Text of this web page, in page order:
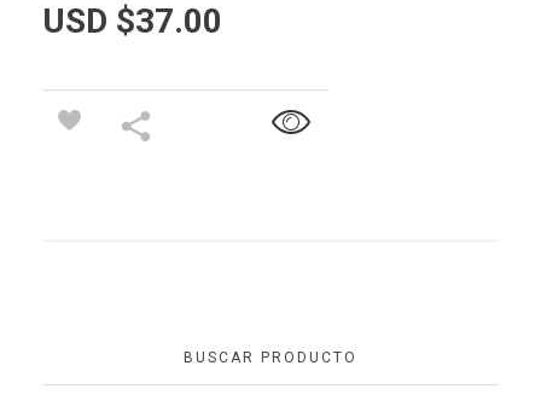
USD $37.00
BUSCAR PRODUCTO